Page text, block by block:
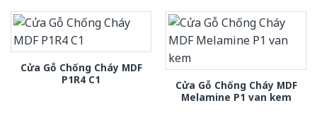
Cửa Gỗ Chống Cháy MDF
P1R4 C1
Cửa Gỗ Chống Cháy MDF
Melamine P1 van kem